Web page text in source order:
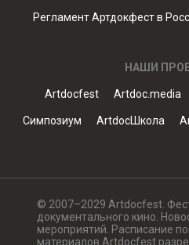
Регламент Артдокфест в
НАШИ
Artdocfest Artdoc.media
Симпозиум ArtdocШкола
© 2007–2029 Artdocfest.
документального кино.
мероприятий. Расписание
материалов Artdocfest